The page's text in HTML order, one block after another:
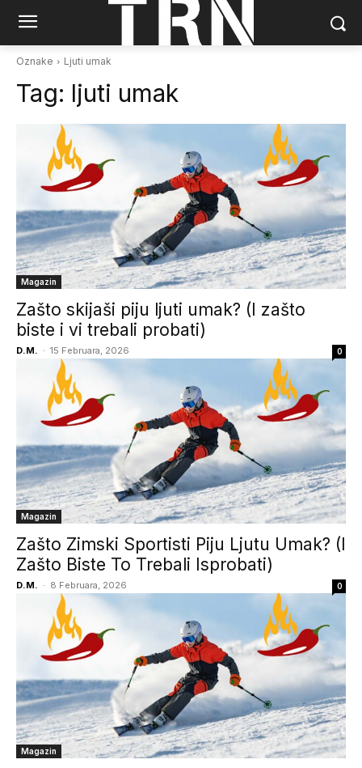
Oznake Ljuti umak
Tag: ljuti umak
Magazin
Zašto skijaši piju ljuti umak? (I zašto
biste i vi trebali probati)
D.M. - 15 Februara, 2026 0
Magazin
Zašto Zimski Sportisti Piju Ljutu Umak? (I
Zašto Biste To Trebali Isprobati)
D.M. - 8 Februara, 2026 0
Magazin